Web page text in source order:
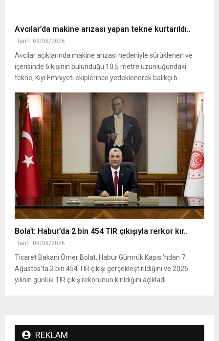
Avcılar’da makine arızası yapan tekne kurtarıldı..
Tarih: 09/08/2026
Avcılar açıklarında makine arızası nedeniyle sürüklenen ve
içerisinde 6 kişinin bulunduğu 10,5 metre uzunluğundaki
tekne, Kıyı Emniyeti ekiplerince yedeklenerek balıkçı b..
Bolat: Habur’da 2 bin 454 TIR çıkışıyla rerkor kır..
Tarih: 09/08/2026
Ticaret Bakanı Ömer Bolat, Habur Gümrük Kapısı’ndan 7
Ağustos’ta 2 bin 454 TIR çıkışı gerçekleştirildiğini ve 2026
yılının günlük TIR çıkış rekorunun kırıldığını açıkladı..
REKLAM